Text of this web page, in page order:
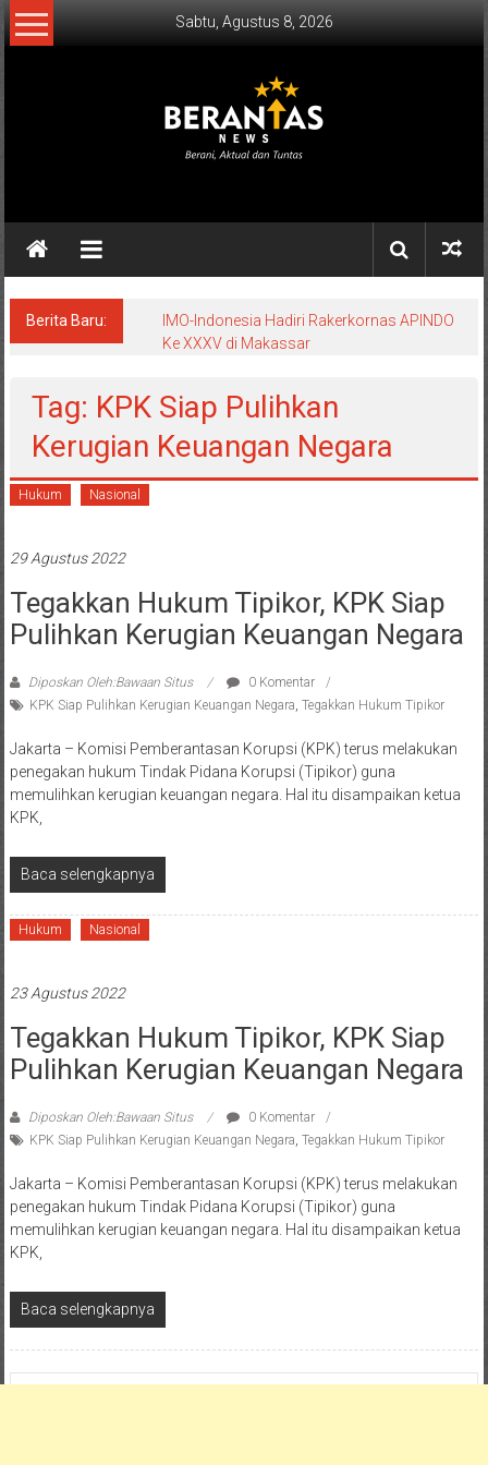
Lompat
ke
Sabtu, Agustus 8, 2026
NEWS
Aktual
Tuntas.
Berita Baru:
IMO-Indonesia Hadiri Rakerkornas APINDO
Ke XXXV di Makassar
Tag: KPK Siap Pulihkan
Kerugian Keuangan Negara
Hukum Nasional
29 Agustus 2022
Tegakkan Hukum Tipikor, KPK Siap
Pulihkan Kerugian Keuangan Negara
Diposkan Oleh:Bawaan Situs
0 Komentar
KPK Siap Pulihkan Kerugian Keuangan Negara, Tegakkan Hukum Tipikor
Jakarta – Komisi Pemberantasan Korupsi (KPK) terus melakukan
penegakan hukum Tindak Pidana Korupsi (Tipikor) guna
memulihkan kerugian keuangan negara. Hal itu disampaikan ketua
KPK,
Baca selengkapnya
Hukum Nasional
23 Agustus 2022
Tegakkan Hukum Tipikor, KPK Siap
Pulihkan Kerugian Keuangan Negara
Diposkan Oleh:Bawaan Situs
0 Komentar
KPK Siap Pulihkan Kerugian Keuangan Negara, Tegakkan Hukum Tipikor
Jakarta – Komisi Pemberantasan Korupsi (KPK) terus melakukan
penegakan hukum Tindak Pidana Korupsi (Tipikor) guna
memulihkan kerugian keuangan negara. Hal itu disampaikan ketua
KPK,
Baca selengkapnya